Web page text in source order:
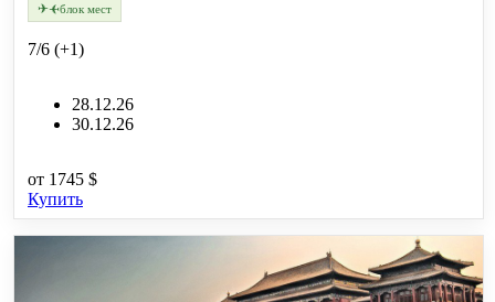
✈✈блок мест
7/6 (+1)
28.12.26
30.12.26
от 1745 $
Купить